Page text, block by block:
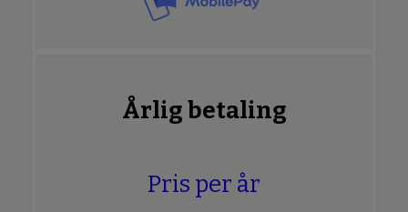
Årlig betaling
Pris per år